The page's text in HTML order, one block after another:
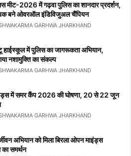
मीट-2026 में गढ़वा पुलिस का शानदार प्रदर्शन,
बने ओवरऑल इंडिविजुअल चैंपियन
GARHWA JHARKHAND
हाईस्कूल में पुलिस का जागरूकता अभियान,
नशामुक्ति का संकल्प
GARHWA JHARKHAND
में समर कैंप 2026 की घोषणा, 20 से 22 जून
GARHWA JHARKHAND
अभियान को मिला बिरला ओपन माइंड्स
समर्थन